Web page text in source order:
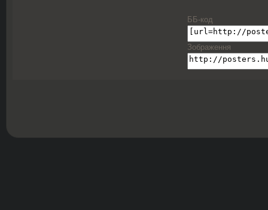
ББ-код
Зображення